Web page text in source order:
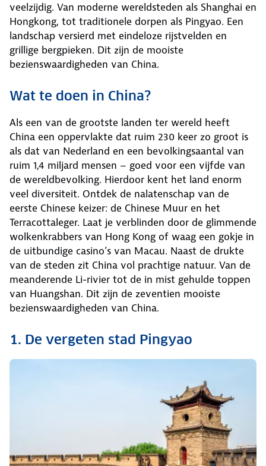
veelzijdig. Van moderne wereldsteden als Shanghai en
Hongkong, tot traditionele dorpen als Pingyao. Een
landschap versierd met eindeloze rijstvelden en
grillige bergpieken. Dit zijn de mooiste
bezienswaardigheden van China.
Wat te doen in China?
Als een van de grootste landen ter wereld heeft
China een oppervlakte dat ruim 230 keer zo groot is
als dat van Nederland en een bevolkingsaantal van
ruim 1,4 miljard mensen – goed voor een vijfde van
de wereldbevolking. Hierdoor kent het land enorm
veel diversiteit. Ontdek de nalatenschap van de
eerste Chinese keizer: de Chinese Muur en het
Terracottaleger. Laat je verblinden door de glimmende
wolkenkrabbers van Hong Kong of waag een gokje in
de uitbundige casino’s van Macau. Naast de drukte
van de steden zit China vol prachtige natuur. Van de
meanderende Li-rivier tot de in mist gehulde toppen
van Huangshan. Dit zijn de zeventien mooiste
bezienswaardigheden van China.
1. De vergeten stad Pingyao